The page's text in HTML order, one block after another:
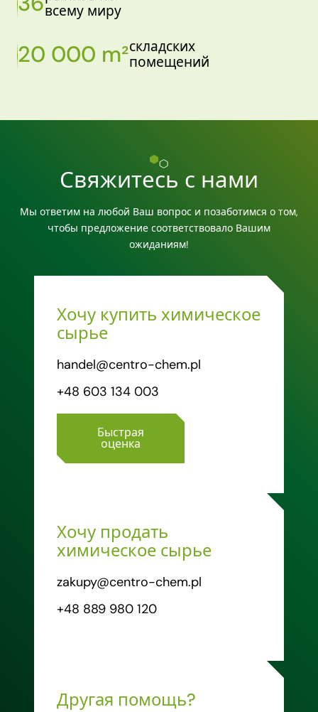
всему миру
20 000 m²складских
помещений
Свяжитесь с нами
Мы ответим на любой Ваш вопрос и позаботимся о том,
чтобы предложение соответствовало Вашим
ожиданиям!
Хочу купить химическое
сырье
handel@centro-chem.pl
+48 603 134 003
Быстрая
оценка
Хочу продать
химическое сырье
zakupy@centro-chem.pl
+48 889 980 120
Другая помощь?